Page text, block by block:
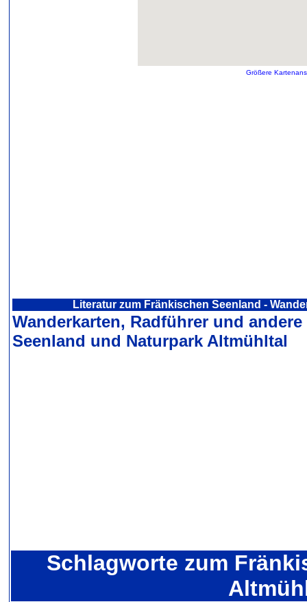
Größere
Literatur zum Fränkischen Seenland -
Wanderkarten, Radführer und
Seenland und Naturpark Altmühltal
Schlagworte zum